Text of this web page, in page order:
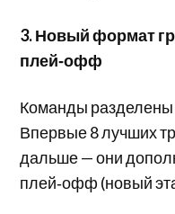
3. Новый формат
плей‑офф
Команды разделены
Впервые 8 лучших
дальше — они
плей‑офф (новый